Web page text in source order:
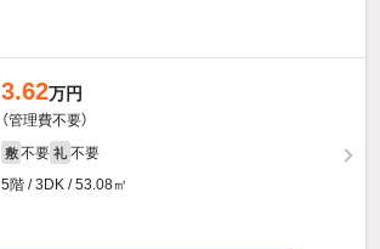
3.62万円
（管理費不要）
敷 不要 礼 不要
5階 / 3DK / 53.08㎡